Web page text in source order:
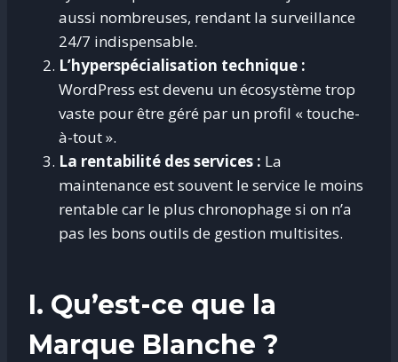
aussi nombreuses, rendant la surveillance
24/7 indispensable.
L’hyperspécialisation technique :
WordPress est devenu un écosystème trop
vaste pour être géré par un profil « touche-
à-tout ».
La rentabilité des services : La
maintenance est souvent le service le moins
rentable car le plus chronophage si on n’a
pas les bons outils de gestion multisites.
I. Qu’est-ce que la
Marque Blanche ?